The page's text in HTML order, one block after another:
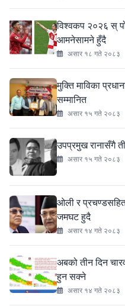
विश्वकप २०२६ स्
आमनेसामने हुँदै
असार १८ गते २०८३
मुक्ति माविका
सम्मानित
असार १५ गते २०८३
उपप्रमुख रानासँगै
असार १५ गते २०८३
ओली र
जमघट हुदै
असार १४ गते २०८३
अबको तीन दिन
हुन सक्ने
असार १४ गते २०८३